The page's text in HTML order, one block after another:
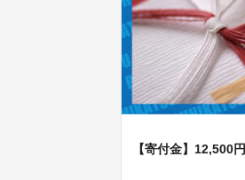
【寄付金】12,500円